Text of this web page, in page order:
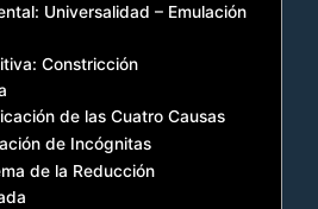
Universalidad – Emulación
Constricción
de las Cuatro Causas
de Incógnitas
de la Reducción